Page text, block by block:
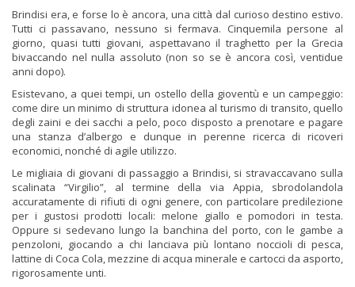
Brindisi era, e forse lo è ancora, una città dal curioso destino estivo.
Tutti ci passavano, nessuno si fermava. Cinquemila persone al
giorno, quasi tutti giovani, aspettavano il traghetto per la Grecia
bivaccando nel nulla assoluto (non so se è ancora così, ventidue
anni dopo).
Esistevano, a quei tempi, un ostello della gioventù e un campeggio:
come dire un minimo di struttura idonea al turismo di transito, quello
degli zaini e dei sacchi a pelo, poco disposto a prenotare e pagare
una stanza d’albergo e dunque in perenne ricerca di ricoveri
economici, nonché di agile utilizzo.
Le migliaia di giovani di passaggio a Brindisi, si stravaccavano sulla
scalinata “Virgilio”, al termine della via Appia, sbrodolandola
accuratamente di rifiuti di ogni genere, con particolare predilezione
per i gustosi prodotti locali: melone giallo e pomodori in testa.
Oppure si sedevano lungo la banchina del porto, con le gambe a
penzoloni, giocando a chi lanciava più lontano noccioli di pesca,
lattine di Coca Cola, mezzine di acqua minerale e cartocci da asporto,
rigorosamente unti.